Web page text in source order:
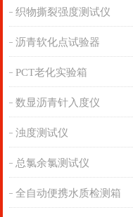
织物撕裂强度测试仪
沥青软化点试验器
PCT老化实验箱
数显沥青针入度仪
浊度测试仪
总氯余氯测试仪
全自动便携水质检测箱